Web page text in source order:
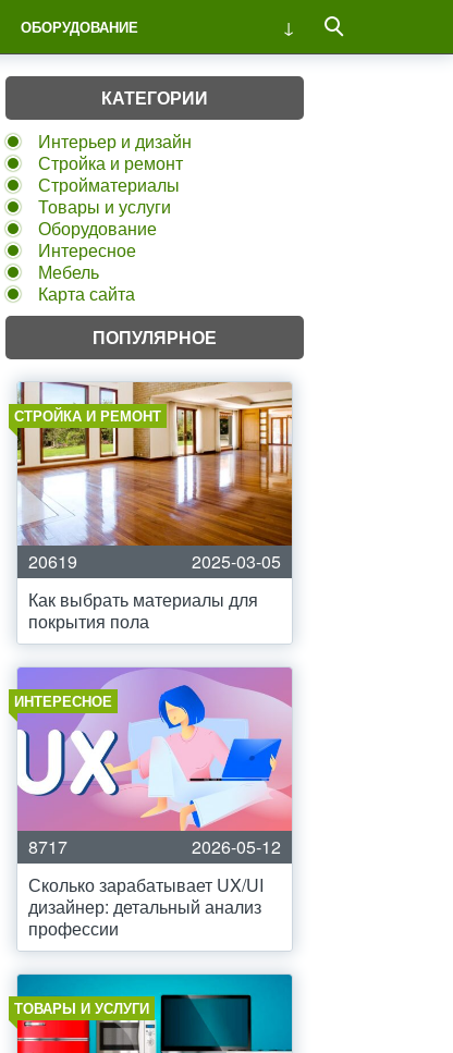
ОБОРУДОВАНИЕ
КАТЕГОРИИ
Интерьер и дизайн
Стройка и ремонт
Стройматериалы
Товары и услуги
Оборудование
Интересное
Мебель
Карта сайта
ПОПУЛЯРНОЕ
СТРОЙКА И РЕМОНТ
20619
2025-03-05
Как выбрать материалы для
покрытия пола
ИНТЕРЕСНОЕ
8717
2026-05-12
Сколько зарабатывает UX/UI
дизайнер: детальный анализ
профессии
ТОВАРЫ И УСЛУГИ